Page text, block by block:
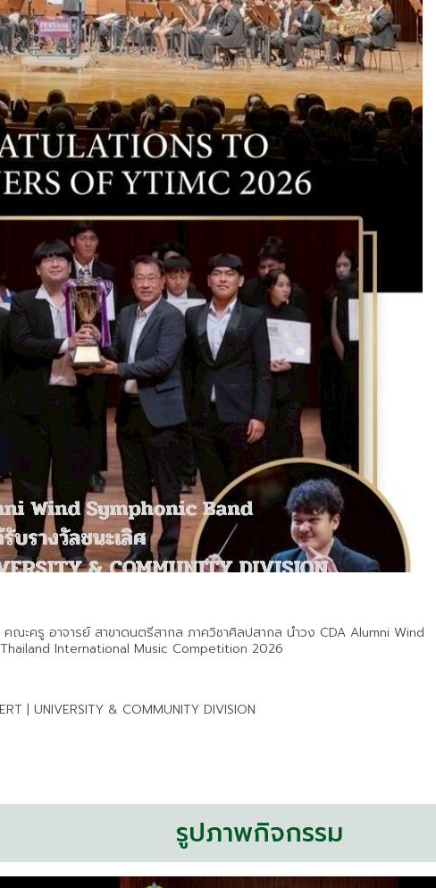
ะครู อาจารย์ สาขาดนตรีสากล ภาควิชาศิลปสากล นำวง CDA Alumni Wind
Thailand International Music Competition 2026
| UNIVERSITY & COMMUNITY DIVISION
รูปภาพกิจกรรม